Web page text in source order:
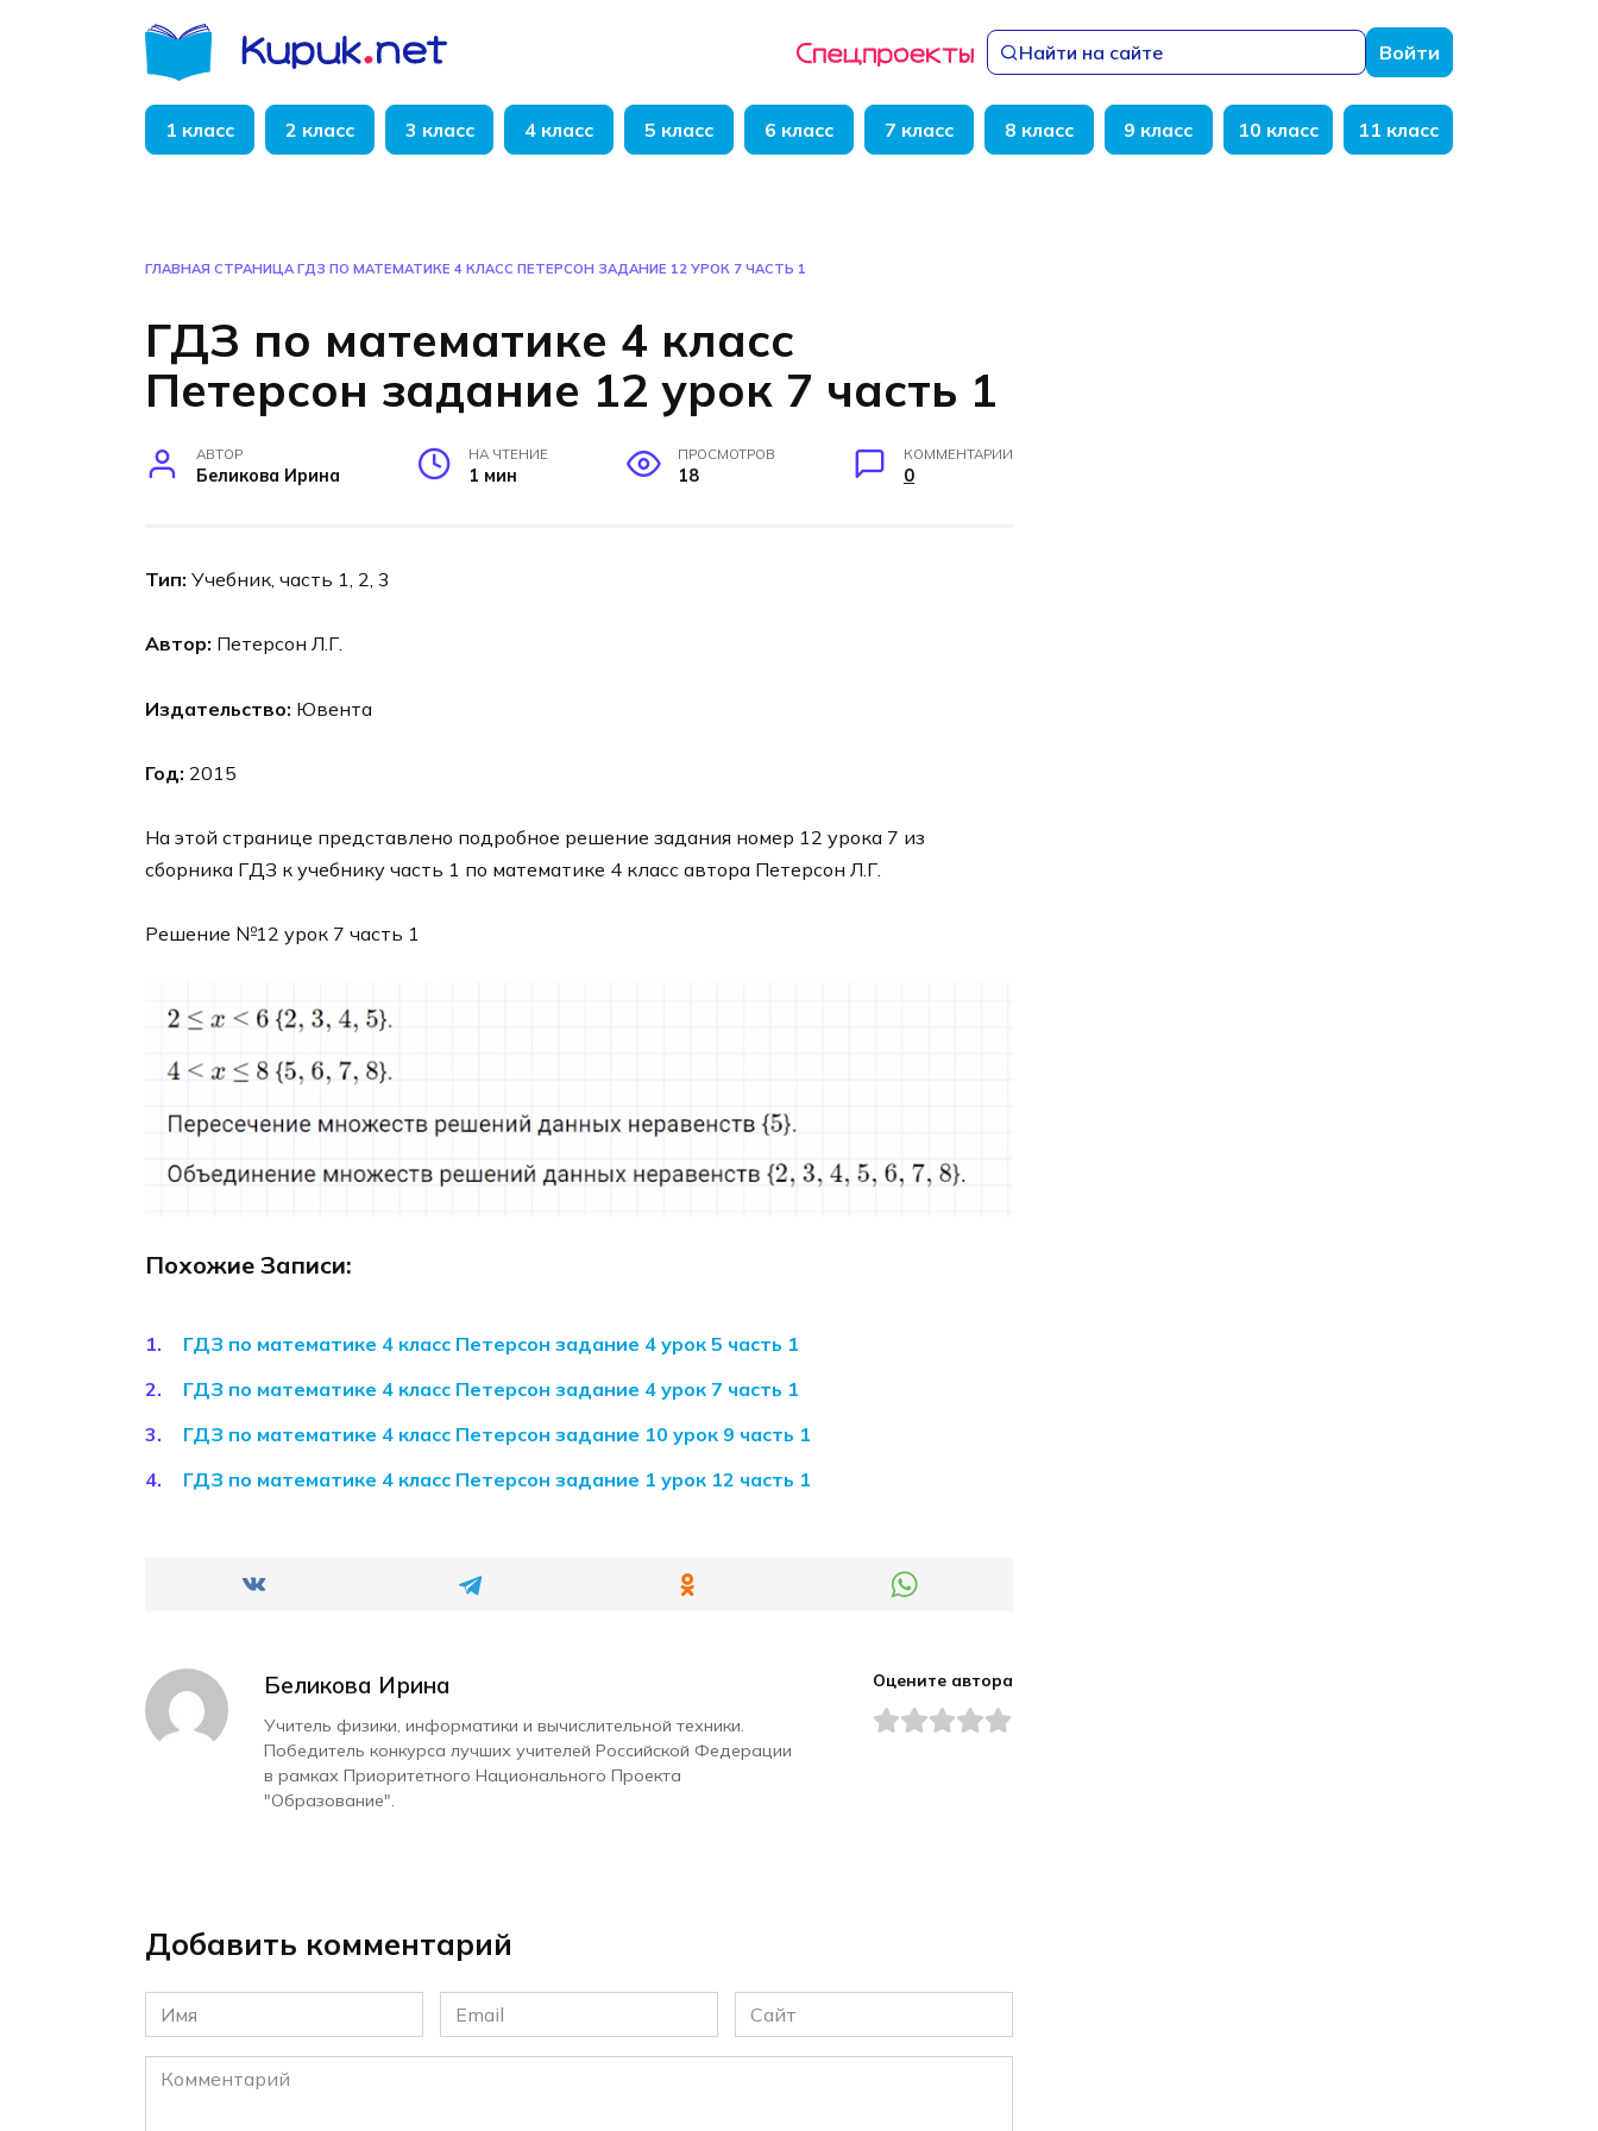
Найти на сайте Войти
1 класс 2 класс 3 класс 4 класс 5 класс 6 класс 7 класс 8 класс 9 класс 10 класс 11 класс
ГЛАВНАЯ СТРАНИЦА ГДЗ ПО МАТЕМАТИКЕ 4 КЛАСС ПЕТЕРСОН ЗАДАНИЕ 12 УРОК 7 ЧАСТЬ 1
ГДЗ по математике 4 класс
Петерсон задание 12 урок 7 часть 1
АВТОР
Беликова Ирина
НА ЧТЕНИЕ
1 мин
ПРОСМОТРОВ
18
КОММЕНТАРИИ
0
Тип: Учебник, часть 1, 2, 3
Автор: Петерсон Л.Г.
Издательство: Ювента
Год: 2015
На этой странице представлено подробное решение задания номер 12 урока 7 из
сборника ГДЗ к учебнику часть 1 по математике 4 класс автора Петерсон Л.Г.
Решение №12 урок 7 часть 1
Похожие Записи:
ГДЗ по математике 4 класс Петерсон задание 4 урок 5 часть 1
ГДЗ по математике 4 класс Петерсон задание 4 урок 7 часть 1
ГДЗ по математике 4 класс Петерсон задание 10 урок 9 часть 1
ГДЗ по математике 4 класс Петерсон задание 1 урок 12 часть 1
Беликова Ирина
Учитель физики, информатики и вычислительной техники.
Победитель конкурса лучших учителей Российской Федерации
в рамках Приоритетного Национального Проекта
"Образование".
Оцените автора
Добавить комментарий
Имя
*
Email
*
Сайт
Комментарий